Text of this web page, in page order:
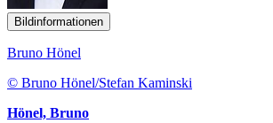
Bildinformationen
Bruno Hönel
© Bruno Hönel/Stefan Kaminski
Hönel, Bruno